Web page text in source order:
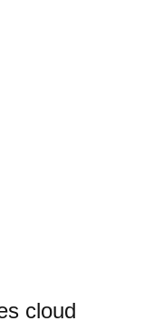
cloud